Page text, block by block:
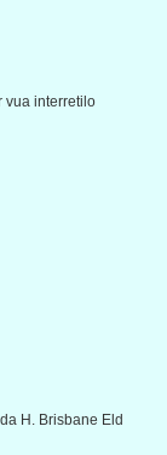
vua interretilo
H. Brisbane Eld